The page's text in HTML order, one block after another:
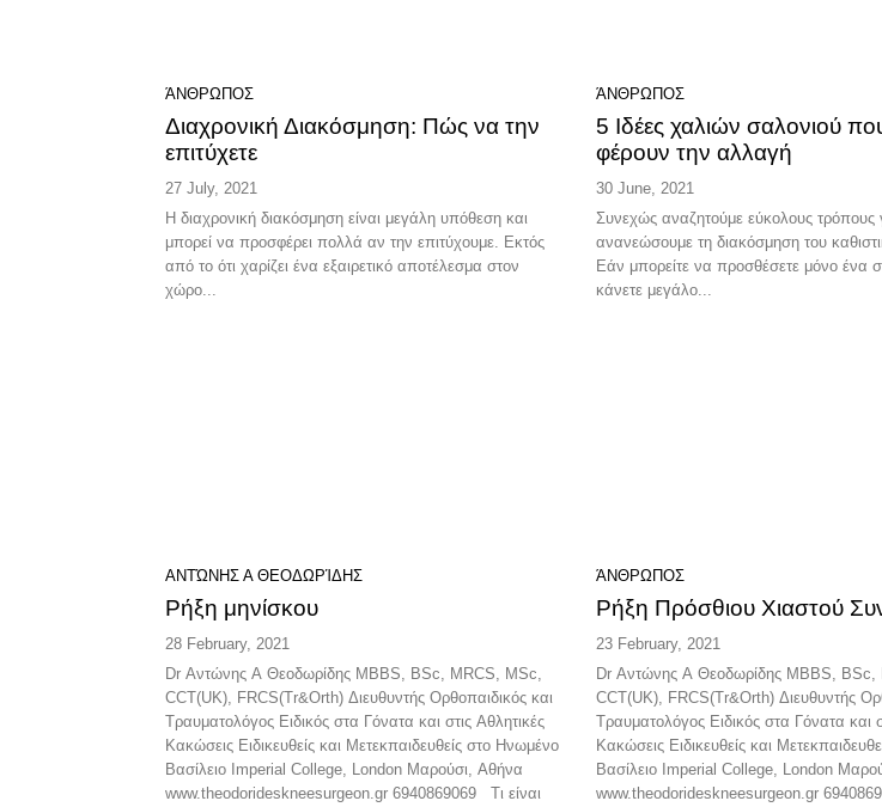
ΆΝΘΡΩΠΟΣ
Διαχρονική Διακόσμηση: Πώς να την
επιτύχετε
27 July, 2021
Η διαχρονική διακόσμηση είναι μεγάλη υπόθεση και
μπορεί να προσφέρει πολλά αν την επιτύχουμε. Εκτός
από το ότι χαρίζει ένα εξαιρετικό αποτέλεσμα στον
χώρο...
ΆΝΘΡΩΠΟΣ
5 Ιδέες χαλιών σαλονιού
φέρουν την αλλαγή
30 June, 2021
Συνεχώς αναζητούμε εύκολους τρόπους
ανανεώσουμε τη διακόσμηση του
Εάν μπορείτε να προσθέσετε μόνο ένα
κάνετε μεγάλο...
ΑΝΤΏΝΗΣ Α ΘΕΟΔΩΡΊΔΗΣ
Ρήξη μηνίσκου
28 February, 2021
Dr Αντώνης Α Θεοδωρίδης MBBS, BSc, MRCS, MSc,
CCT(UK), FRCS(Tr&Orth) Διευθυντής Ορθοπαιδικός και
Τραυματολόγος Ειδικός στα Γόνατα και στις Αθλητικές
Κακώσεις Ειδικευθείς και Μετεκπαιδευθείς στο Ηνωμένο
Βασίλειο Imperial College, London Μαρούσι, Αθήνα
www.theodorideskneesurgeon.gr 6940869069 Τι είναι
ΆΝΘΡΩΠΟΣ
Ρήξη Πρόσθιου Χιαστού
23 February, 2021
Dr Αντώνης Α Θεοδωρίδης MBBS, BSc,
CCT(UK), FRCS(Tr&Orth) Διευθυντής
Τραυματολόγος Ειδικός στα Γόνατα και
Κακώσεις Ειδικευθείς και
Βασίλειο Imperial College, London
www.theodorideskneesurgeon.gr 6940869069 Ο